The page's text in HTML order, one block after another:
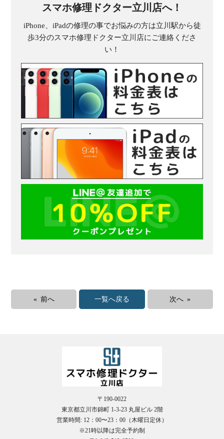
スマホ修理ドクター立川店へ！
iPhone、iPadの修理の事でお悩みの方は立川駅から徒
歩3分のスマホ修理ドクター立川店にご連絡くださ
い！
« 前へ 一覧へ戻る 次へ »
〒190-0022
東京都立川市錦町 1-3-23 丸屋ビル 2階
営業時間: 12：00〜23：00（木曜日定休）
※21時以降は完全予約制